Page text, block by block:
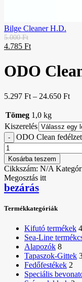
Bilge Cleaner H.D.
5.000Ft
4.785 Ft
ODO
5.297 Ft – 24.650 Ft
Tömeg 1,0 kg
Kiszerelés
ODO Clean
Kosárba teszem
Cikkszám: N/A
Megosztás itt
bezárás
Termékkategóriák
Kifutó termékek
Sea-Line
Alapozók 8
Tapaszok-Gittek
Fedőfestékek 2
Speciális